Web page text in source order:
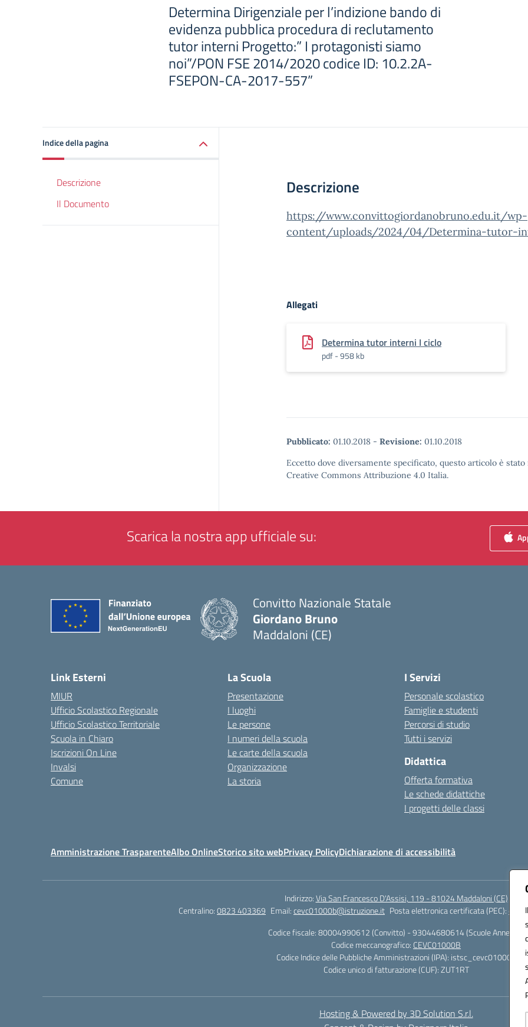
Determina Dirigenziale per l’indizione bando di
evidenza pubblica procedura di reclutamento
tutor interni Progetto:” I protagonisti siamo
noi”/PON FSE 2014/2020 codice ID: 10.2.2A-
FSEPON-CA-2017-557”
Indice della pagina
Descrizione
Il Documento
Descrizione
https://www.convittogiordanobruno.edu.it/wp-
content/uploads/2024/04/Determina-tutor-
Allegati
Determina tutor interni I ciclo
pdf - 958 kb
Pubblicato: 01.10.2018 - Revisione: 01.10.2018
Eccetto dove diversamente specificato, questo articolo è
Creative Commons Attribuzione 4.0 Italia.
Scarica la nostra app ufficiale su:
Convitto Nazionale Statale
Giordano Bruno
Maddaloni (CE)
Link Esterni
MIUR
Ufficio Scolastico Regionale
Ufficio Scolastico Territoriale
Scuola in Chiaro
Iscrizioni On Line
Invalsi
Comune
La Scuola
Presentazione
I luoghi
Le persone
I numeri della scuola
Le carte della scuola
Organizzazione
La storia
I Servizi
Personale scolastico
Famiglie e studenti
Percorsi di studio
Tutti i servizi
Didattica
Offerta formativa
Le schede didattiche
I progetti delle classi
Amministrazione TrasparenteAlbo OnlineStorico sito webPrivacy PolicyDichiarazione di accessibilità
Indirizzo:Via San Francesco D'Assisi, 119 - 81024 Maddaloni (CE)
Centralino:0823 403369 Email:cevc01000b@istruzione.it Posta elettronica certificata (PEC):
Codice fiscale: 80004990612 (Convitto) - 93044680614 (Scuole Annesse)
Codice meccanografico: CEVC01000B
Codice Indice delle Pubbliche Amministrazioni (IPA): istsc_cevc01000b
Codice unico di fatturazione (CUF): ZUT1RT
Hosting & Powered by 3D Solution S.r.l.